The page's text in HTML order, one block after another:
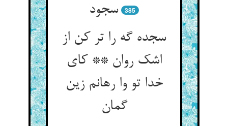
سجود 385
سجده گه را تر کن از
اشک روان ** کای
خدا تو وا رهانم زین
گمان